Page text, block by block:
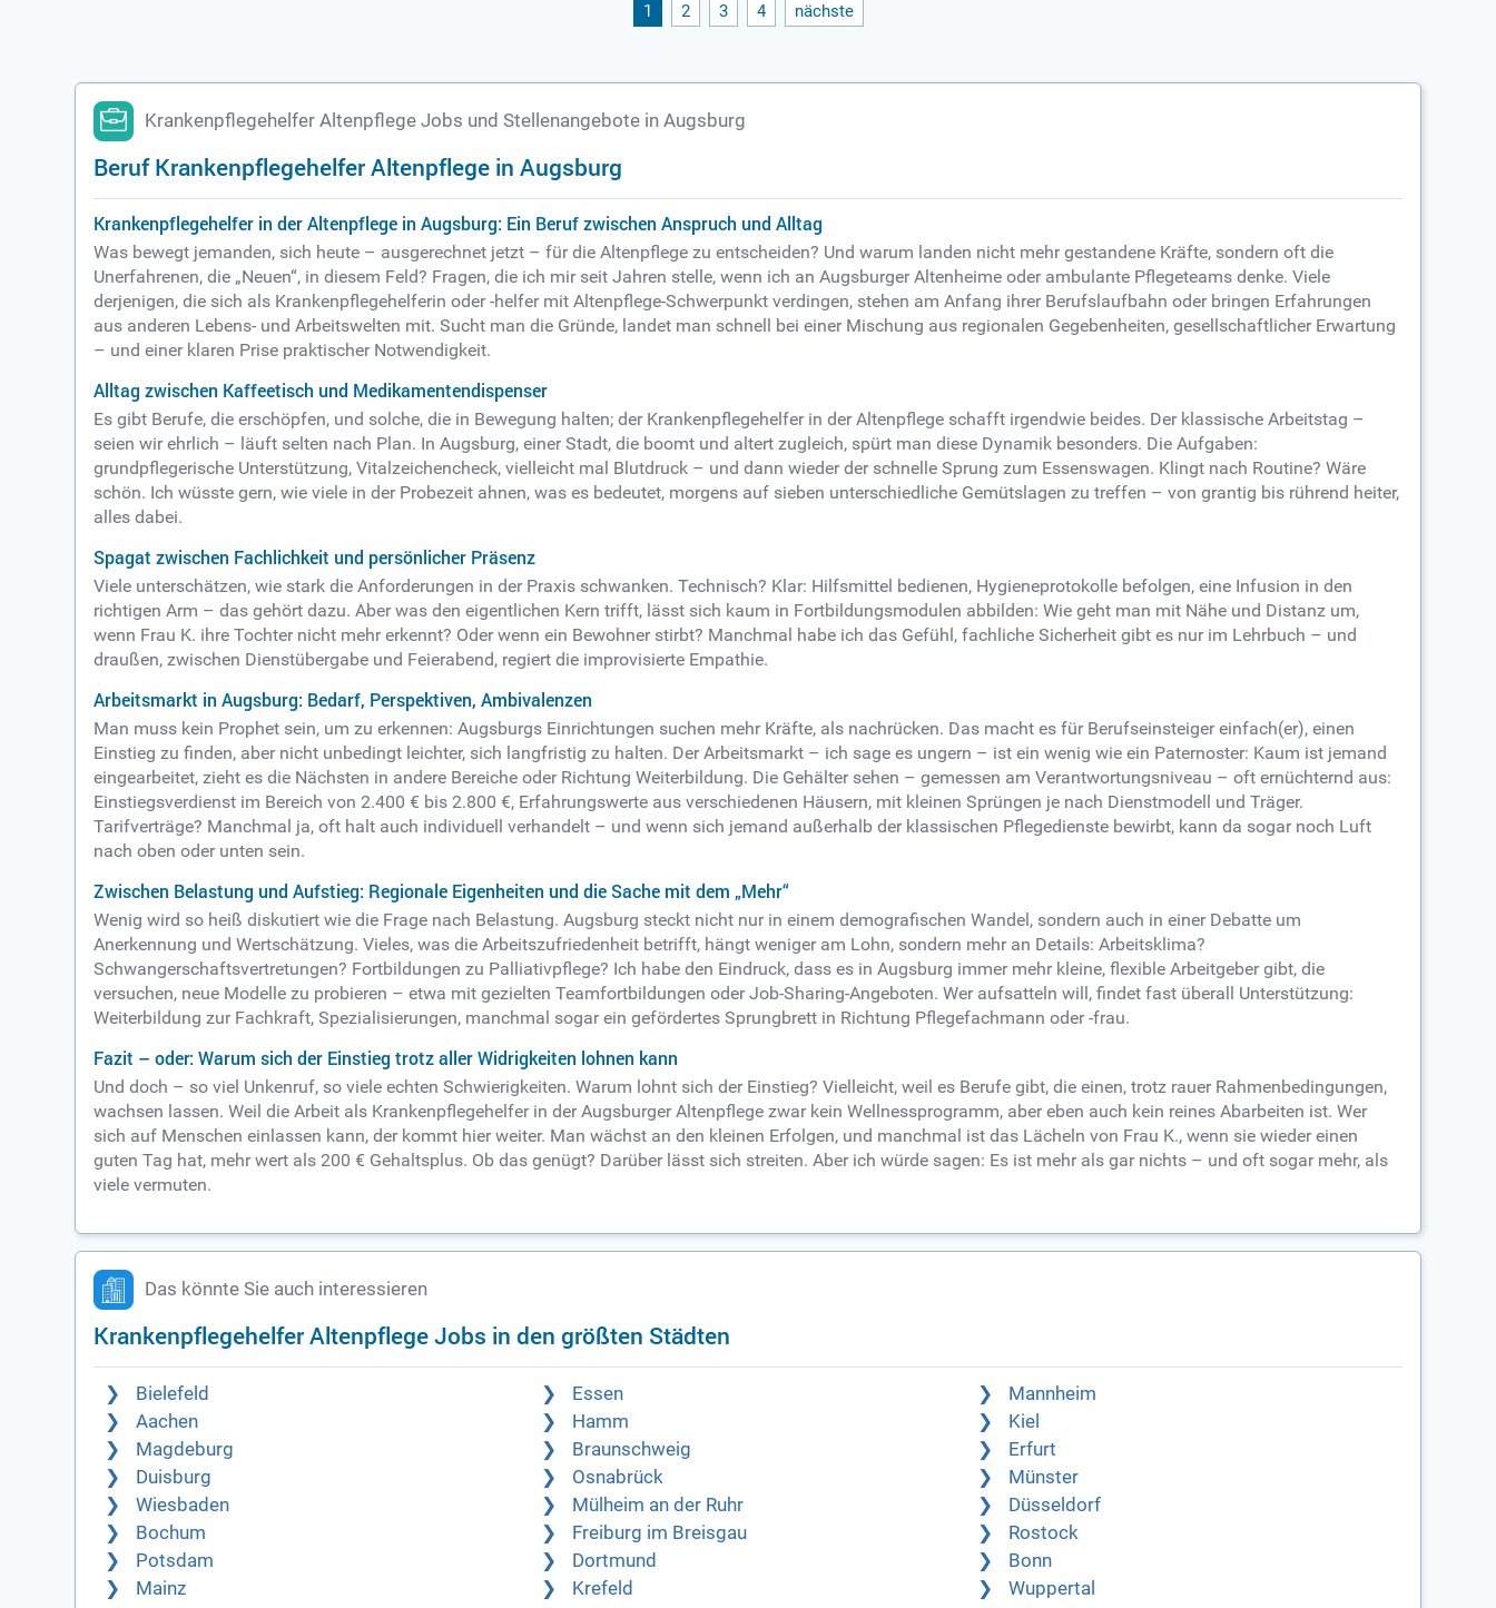
1 2 3 4 nächste
Krankenpflegehelfer Altenpflege Jobs und Stellenangebote in Augsburg
Beruf Krankenpflegehelfer Altenpflege in Augsburg
Krankenpflegehelfer in der Altenpflege in Augsburg: Ein Beruf zwischen Anspruch und Alltag
Was bewegt jemanden, sich heute – ausgerechnet jetzt – für die Altenpflege zu entscheiden? Und warum landen nicht mehr gestandene Kräfte, sondern oft die
Unerfahrenen, die „Neuen“, in diesem Feld? Fragen, die ich mir seit Jahren stelle, wenn ich an Augsburger Altenheime oder ambulante Pflegeteams denke. Viele
derjenigen, die sich als Krankenpflegehelferin oder -helfer mit Altenpflege-Schwerpunkt verdingen, stehen am Anfang ihrer Berufslaufbahn oder bringen Erfahrungen
aus anderen Lebens- und Arbeitswelten mit. Sucht man die Gründe, landet man schnell bei einer Mischung aus regionalen Gegebenheiten, gesellschaftlicher Erwartung
– und einer klaren Prise praktischer Notwendigkeit.
Alltag zwischen Kaffeetisch und Medikamentendispenser
Es gibt Berufe, die erschöpfen, und solche, die in Bewegung halten; der Krankenpflegehelfer in der Altenpflege schafft irgendwie beides. Der klassische Arbeitstag –
seien wir ehrlich – läuft selten nach Plan. In Augsburg, einer Stadt, die boomt und altert zugleich, spürt man diese Dynamik besonders. Die Aufgaben:
grundpflegerische Unterstützung, Vitalzeichencheck, vielleicht mal Blutdruck – und dann wieder der schnelle Sprung zum Essenswagen. Klingt nach Routine? Wäre
schön. Ich wüsste gern, wie viele in der Probezeit ahnen, was es bedeutet, morgens auf sieben unterschiedliche Gemütslagen zu treffen – von grantig bis rührend heiter,
alles dabei.
Spagat zwischen Fachlichkeit und persönlicher Präsenz
Viele unterschätzen, wie stark die Anforderungen in der Praxis schwanken. Technisch? Klar: Hilfsmittel bedienen, Hygieneprotokolle befolgen, eine Infusion in den
richtigen Arm – das gehört dazu. Aber was den eigentlichen Kern trifft, lässt sich kaum in Fortbildungsmodulen abbilden: Wie geht man mit Nähe und Distanz um,
wenn Frau K. ihre Tochter nicht mehr erkennt? Oder wenn ein Bewohner stirbt? Manchmal habe ich das Gefühl, fachliche Sicherheit gibt es nur im Lehrbuch – und
draußen, zwischen Dienstübergabe und Feierabend, regiert die improvisierte Empathie.
Arbeitsmarkt in Augsburg: Bedarf, Perspektiven, Ambivalenzen
Man muss kein Prophet sein, um zu erkennen: Augsburgs Einrichtungen suchen mehr Kräfte, als nachrücken. Das macht es für Berufseinsteiger einfach(er), einen
Einstieg zu finden, aber nicht unbedingt leichter, sich langfristig zu halten. Der Arbeitsmarkt – ich sage es ungern – ist ein wenig wie ein Paternoster: Kaum ist jemand
eingearbeitet, zieht es die Nächsten in andere Bereiche oder Richtung Weiterbildung. Die Gehälter sehen – gemessen am Verantwortungsniveau – oft ernüchternd aus:
Einstiegsverdienst im Bereich von 2.400 € bis 2.800 €, Erfahrungswerte aus verschiedenen Häusern, mit kleinen Sprüngen je nach Dienstmodell und Träger.
Tarifverträge? Manchmal ja, oft halt auch individuell verhandelt – und wenn sich jemand außerhalb der klassischen Pflegedienste bewirbt, kann da sogar noch Luft
nach oben oder unten sein.
Zwischen Belastung und Aufstieg: Regionale Eigenheiten und die Sache mit dem „Mehr“
Wenig wird so heiß diskutiert wie die Frage nach Belastung. Augsburg steckt nicht nur in einem demografischen Wandel, sondern auch in einer Debatte um
Anerkennung und Wertschätzung. Vieles, was die Arbeitszufriedenheit betrifft, hängt weniger am Lohn, sondern mehr an Details: Arbeitsklima?
Schwangerschaftsvertretungen? Fortbildungen zu Palliativpflege? Ich habe den Eindruck, dass es in Augsburg immer mehr kleine, flexible Arbeitgeber gibt, die
versuchen, neue Modelle zu probieren – etwa mit gezielten Teamfortbildungen oder Job-Sharing-Angeboten. Wer aufsatteln will, findet fast überall Unterstützung:
Weiterbildung zur Fachkraft, Spezialisierungen, manchmal sogar ein gefördertes Sprungbrett in Richtung Pflegefachmann oder -frau.
Fazit – oder: Warum sich der Einstieg trotz aller Widrigkeiten lohnen kann
Und doch – so viel Unkenruf, so viele echten Schwierigkeiten. Warum lohnt sich der Einstieg? Vielleicht, weil es Berufe gibt, die einen, trotz rauer Rahmenbedingungen,
wachsen lassen. Weil die Arbeit als Krankenpflegehelfer in der Augsburger Altenpflege zwar kein Wellnessprogramm, aber eben auch kein reines Abarbeiten ist. Wer
sich auf Menschen einlassen kann, der kommt hier weiter. Man wächst an den kleinen Erfolgen, und manchmal ist das Lächeln von Frau K., wenn sie wieder einen
guten Tag hat, mehr wert als 200 € Gehaltsplus. Ob das genügt? Darüber lässt sich streiten. Aber ich würde sagen: Es ist mehr als gar nichts – und oft sogar mehr, als
viele vermuten.
Das könnte Sie auch interessieren
Krankenpflegehelfer Altenpflege Jobs in den größten Städten
Bielefeld Essen
Mannheim
Aachen
Hamm
Kiel
Magdeburg
Braunschweig
Erfurt
Duisburg
Osnabrück
Münster
Wiesbaden
Mülheim an der Ruhr
Düsseldorf
Bochum
Freiburg im Breisgau
Rostock
Potsdam
Dortmund
Bonn
Mainz
Krefeld
Wuppertal